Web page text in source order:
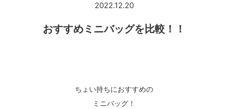
2022.12.20
おすすめミニバッグを比較！！
ちょい持ちにおすすめの
ミニバッグ！